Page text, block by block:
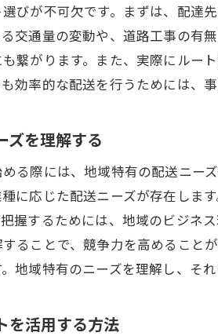
仕事とプライ
自分自身のペ
軽貨物配送で得
自主性を持った
必要な車両とそ
初日を迎えるた
配送ルートの
初期費用を抑え
配送需要の高い横
びが不可欠です。まずは、配達
交通量の変動や、道路工事の有
繋がります。また、実際にルー
効率的な配送を行うためには、
ズを理解する
る際には、地域特有の配送ニー
に応じた配送ニーズが存在しま
握するためには、地域のビジネ
ることで、競争力を高めること
地域特有のニーズを理解し、そ
を活用する方法